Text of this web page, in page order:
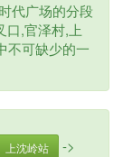
代广场的分段
口,官泽村,上
不可缺少的一
上沈岭站 ->